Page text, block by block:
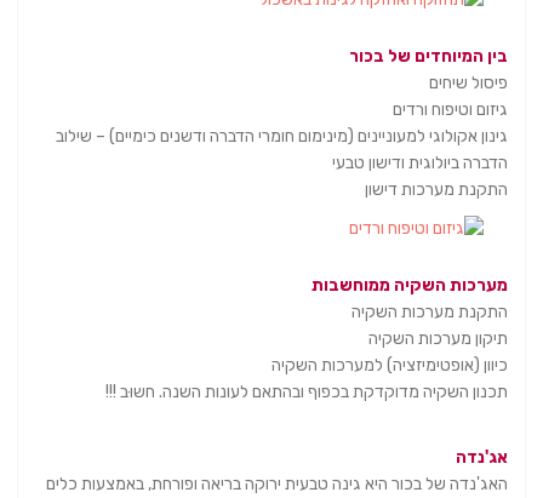
בין המיוחדים של בכור
פיסול שיחים
גיזום וטיפוח ורדים
גינון אקולוגי למעוניינים (מינימום חומרי הדברה ודשנים כימיים) – שילוב
הדברה ביולוגית ודישון טבעי
התקנת מערכות דישון
מערכות השקיה ממוחשבות
התקנת מערכות השקיה
תיקון מערכות השקיה
כיוון (אופטימיזציה) למערכות השקיה
תכנון השקיה מדוקדקת בכפוף ובהתאם לעונות השנה. חשוּב !!!
אג'נדה
האג'נדה של בכור היא גינה טבעית ירוקה בריאה ופורחת, באמצעות כלים